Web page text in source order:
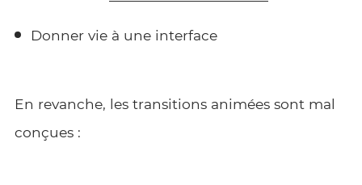
Donner vie à une interface
En revanche, les transitions animées sont mal
conçues :